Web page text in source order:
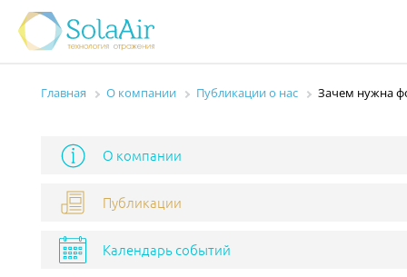
Главная О компании Публикации о нас Зачем нужна
О компании
Публикации
Календарь событий